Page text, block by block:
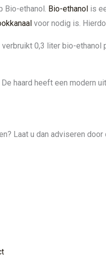
Bio-ethanol. Bio-ethanol is
voor nodig is.
0,3 liter bio-ethanol
haard heeft een modern
Laat u dan adviseren